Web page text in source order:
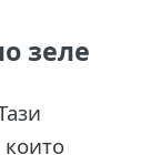
зеле